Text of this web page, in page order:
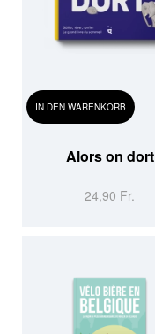
IN DEN WARENKORB
Alors on dort
24,90 Fr.